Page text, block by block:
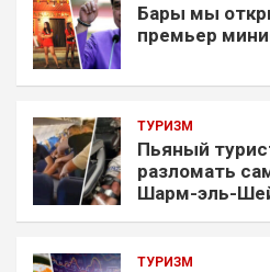
Бары мы
премьер
ТУРИЗМ
Пьяный
разломать
Шарм-эль-
ТУРИЗМ